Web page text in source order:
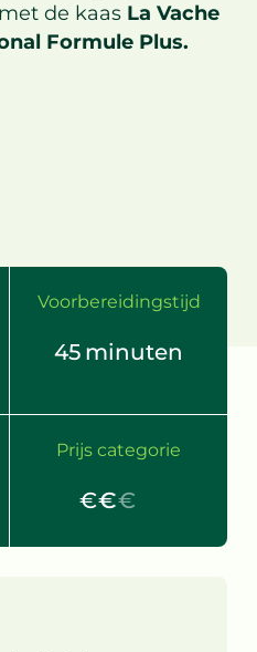
de kaas La Vache
Formule Plus.
Voorbereidingstijd
45 minuten
Prijs categorie
€€€€